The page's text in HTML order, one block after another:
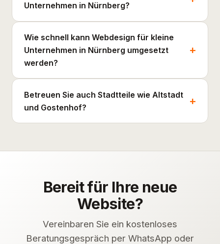
Unternehmen in Nürnberg?
Wie schnell kann Webdesign für kleine
Unternehmen in Nürnberg umgesetzt
werden?
Betreuen Sie auch Stadtteile wie Altstadt
und Gostenhof?
Bereit für Ihre neue
Website?
Vereinbaren Sie ein kostenloses
Beratungsgespräch per WhatsApp oder